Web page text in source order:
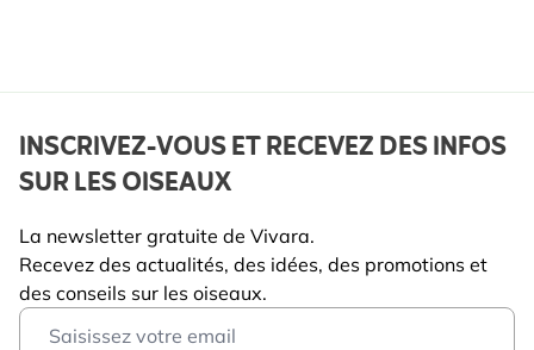
pour
Oiseau
d'oiseaux
charbonnière, Mésange
noire, Mésange huppée,
INSCRIVEZ-VOUS ET RECEVEZ DES INFOS
SUR LES OISEAUX
La newsletter gratuite de Vivara.
Recevez des actualités, des idées, des promotions et
des conseils sur les oiseaux.
Email Address